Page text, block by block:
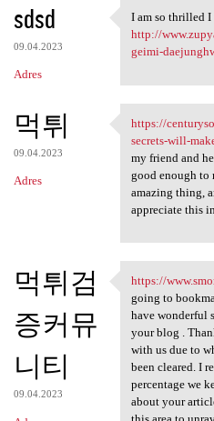
sdsd
09.04.2023
Adres
I am so
I am so thrilled
http://
geimi-
먹튀
09.04.2023
Adres
https://
https://
secrets-will-
my friend and
good enough to
amazing thing,
appreciate this
먹튀검
증커뮤
니티
09.04.2023
https://
https://
going to
have wonderful
your blog .
with us due to
been cleared. I
percentage we
about your